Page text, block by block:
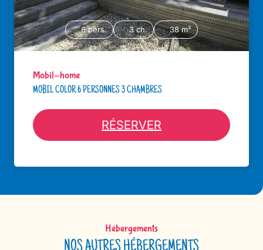
6 pers. 3 ch. 38 m²
Mobil-home
MOBIL COLOR 6 PERSONNES 3 CHAMBRES
RÉSERVER
Hébergements